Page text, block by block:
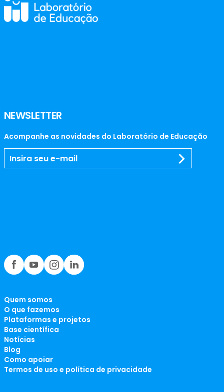
NEWSLETTER
Acompanhe as novidades do Laboratório de Educação
Quem somos
O que fazemos
Plataformas e projetos
Base científica
Notícias
Blog
Como apoiar
Termos de uso e política de privacidade